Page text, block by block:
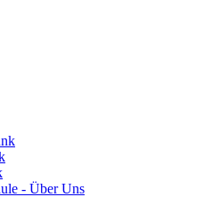
- Über Uns